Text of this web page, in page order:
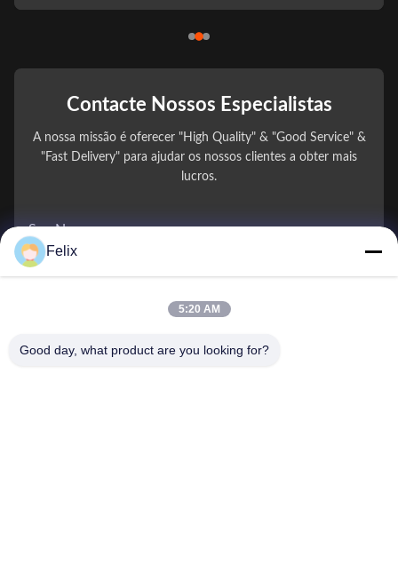
Contacte Nossos Especialistas
A nossa missão é oferecer "High Quality" & "Good Service" &
"Fast Delivery" para ajudar os nossos clientes a obter mais
lucros.
Seu Nome
Número de telefone
E-mail*
Felix
5:20 AM
Good day, what product are you looking for?